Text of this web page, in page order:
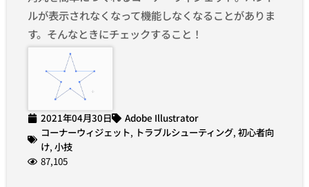
ルが表示されなくなって機能しなくなることがありま
す。そんなときにチェックすること！
2021年04月30日
Adobe Illustrator
コーナーウィジェット, トラブルシューティング, 初心者向
け, 小技
87,105